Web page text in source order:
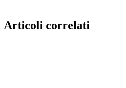
Articoli correlati